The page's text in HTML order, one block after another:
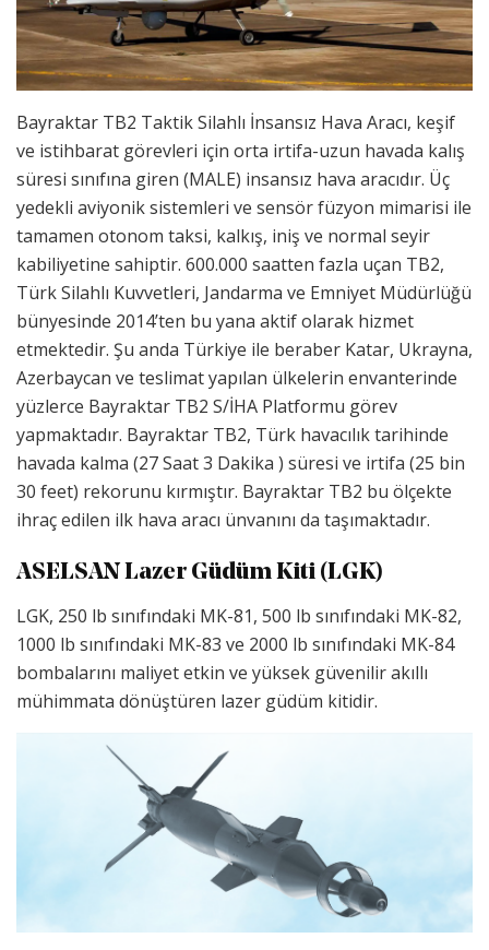
Bayraktar TB2 Taktik Silahlı İnsansız Hava Aracı, keşif
ve istihbarat görevleri için orta irtifa-uzun havada kalış
süresi sınıfına giren (MALE) insansız hava aracıdır. Üç
yedekli aviyonik sistemleri ve sensör füzyon mimarisi ile
tamamen otonom taksi, kalkış, iniş ve normal seyir
kabiliyetine sahiptir. 600.000 saatten fazla uçan TB2,
Türk Silahlı Kuvvetleri, Jandarma ve Emniyet Müdürlüğü
bünyesinde 2014’ten bu yana aktif olarak hizmet
etmektedir. Şu anda Türkiye ile beraber Katar, Ukrayna,
Azerbaycan ve teslimat yapılan ülkelerin envanterinde
yüzlerce Bayraktar TB2 S/İHA Platformu görev
yapmaktadır. Bayraktar TB2, Türk havacılık tarihinde
havada kalma (27 Saat 3 Dakika ) süresi ve irtifa (25 bin
30 feet) rekorunu kırmıştır. Bayraktar TB2 bu ölçekte
ihraç edilen ilk hava aracı ünvanını da taşımaktadır.
ASELSAN Lazer Güdüm Kiti (LGK)
LGK, 250 lb sınıfındaki MK-81, 500 lb sınıfındaki MK-82,
1000 lb sınıfındaki MK-83 ve 2000 lb sınıfındaki MK-84
bombalarını maliyet etkin ve yüksek güvenilir akıllı
mühimmata dönüştüren lazer güdüm kitidir.